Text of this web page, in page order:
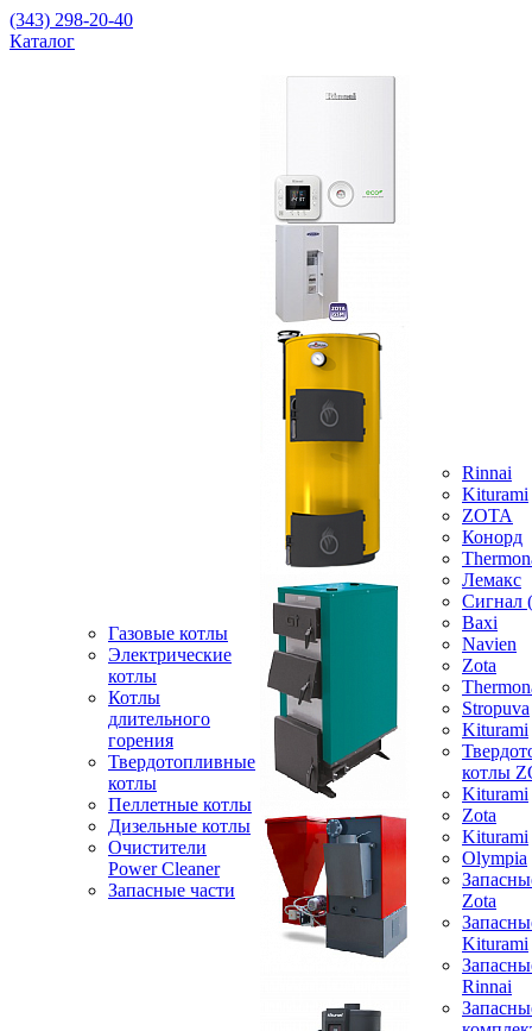
(343) 298-20-40
Каталог
Газовые котлы
Электрические
котлы
Котлы
длительного
горения
Твердотопливные
котлы
Пеллетные котлы
Дизельные котлы
Очистители
Power Cleaner
Запасные части
Rinnai
Kiturami
ZOTA
Конорд
Лемакс
Baxi
Navien
Zota
Stropuva
Kiturami
котлы
Kiturami
Zota
Kiturami
Olympia
Zota
Kiturami
Rinnai